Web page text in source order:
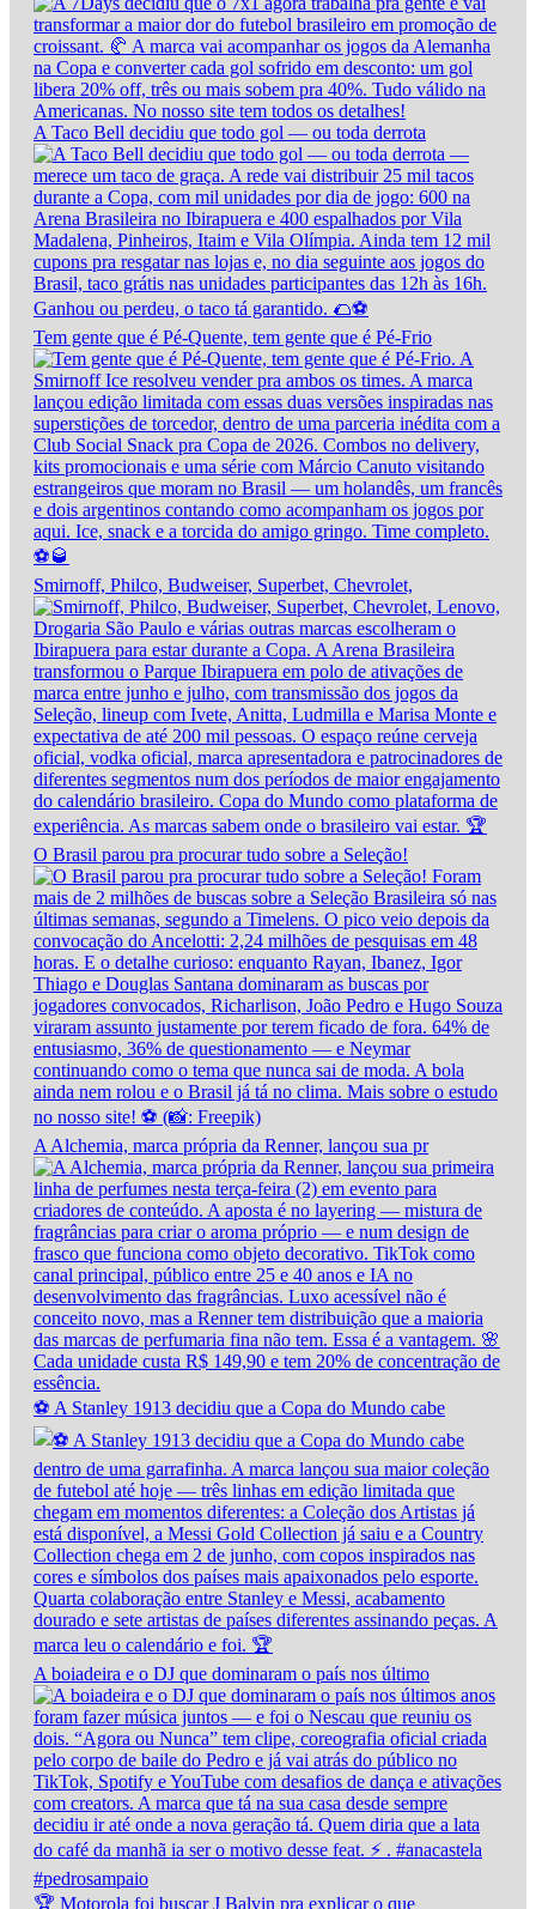
A Taco Bell decidiu que todo gol — ou toda derrota
Tem gente que é Pé-Quente, tem gente que é Pé-Frio
Smirnoff, Philco, Budweiser, Superbet, Chevrolet,
O Brasil parou pra procurar tudo sobre a Seleção!
A Alchemia, marca própria da Renner, lançou sua pr
⚽ A Stanley 1913 decidiu que a Copa do Mundo cabe
A boiadeira e o DJ que dominaram o país nos último
🏆 Motorola foi buscar J Balvin pra explicar o que